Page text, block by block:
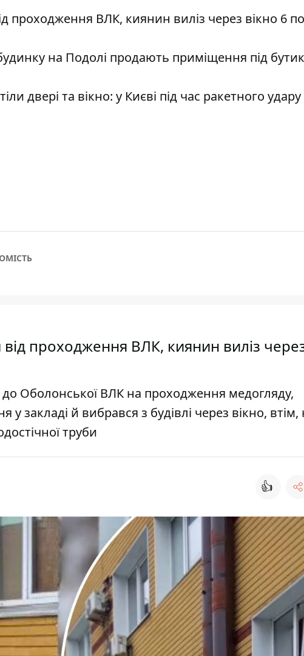
проходження ВЛК, киянин виліз через вікно 6
на Подолі продають приміщення під
двері та вікно: у Києві під час ракетного удару
проходження ВЛК, киянин виліз
Оболонської ВЛК на проходження медогляду,
закладі й вибрався з будівлі через вікно, втім,
труби
👍